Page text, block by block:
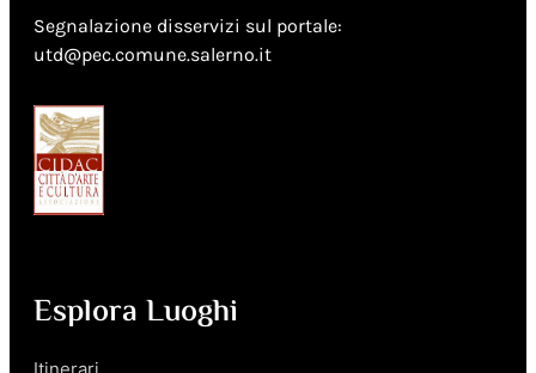
Segnalazione disservizi sul portale:
utd@pec.comune.salerno.it
Esplora Luoghi